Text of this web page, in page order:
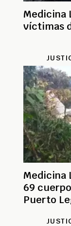
Medicina
víctimas
Medicina
69
Puerto